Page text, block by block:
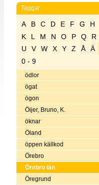
Taggar
A B C D E F G H
K
L M N O P Q R
U
V W X Y Z Å Ä
0 - 9
ödlor
ögat
ögon
Öijer, Bruno, K.
öknar
Öland
öppen källkod
Örebro
Örebro län
Öregrund